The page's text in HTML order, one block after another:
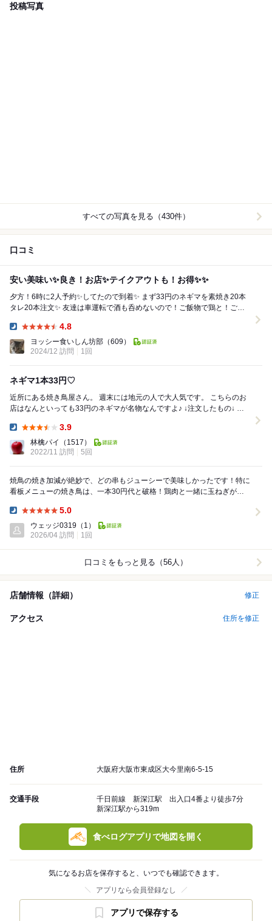
投稿写真
すべての写真を見る（430件）
口コミ
安い美味い✨良き！お店✨テイクアウトも！お得✨✨
夕方！6時に2人予約✨してたので到着✨ まず33円のネギマを素焼き20本
タレ20本注文✨ 友達は車運転で酒も呑めないので！ご飯物で鶏と！ごぼ
4.8
ヨッシー食いしん坊部 （609）
2024/12 訪問
1回
ネギマ1本33円♡
近所にある焼き鳥屋さん。 週末には地元の人で大人気です。 こちらのお
店はなんといっても33円のネギマが名物なんですよ♪ ↓注文したもの↓ 生
3.9
林檎パイ
（1517）
2022/11 訪問
5回
焼鳥の焼き加減が絶妙で、どの串もジューシーで美味しかったです！特に
看板メニューの焼き鳥は、一本30円代と破格！鶏肉と一緒に玉ねぎが刺
5.0
ウェッジ0319 （1）
2026/04 訪問
1回
口コミをもっと見る（56人）
店舗情報（詳細） 修正
アクセス 住所を修正
住所 大阪府大阪市東成区大今里南6-5-15
交通手段
千日前線 新深江駅 出入口4番より徒歩7分
新深江駅から319m
食べログアプリで地図を開く
気になるお店を保存すると、いつでも確認できます。
アプリなら会員登録なし
アプリで保存する